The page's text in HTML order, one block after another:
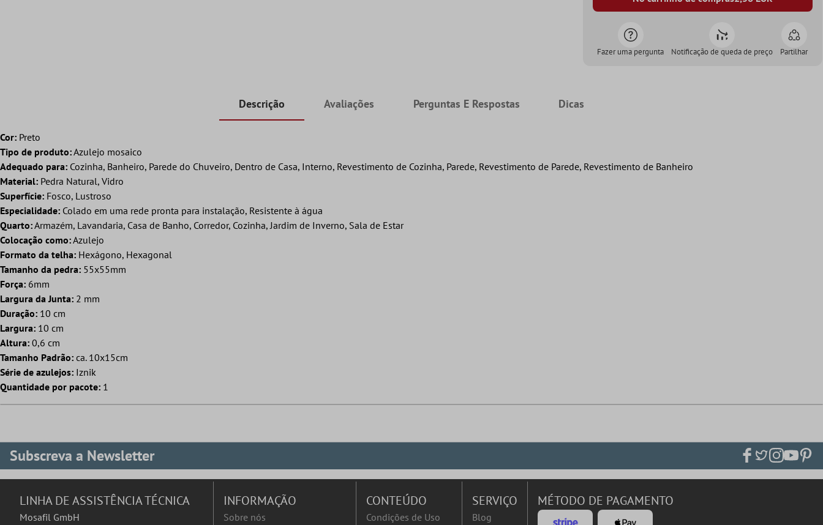
Fazer uma pergunta Notificação de queda de preço Partilhar
Descrição Avaliações Perguntas E Respostas Dicas
Cor: Preto
Tipo de produto:Azulejo mosaico
Adequado para: Cozinha, Banheiro, Parede do Chuveiro, Dentro de Casa, Interno, Revestimento de Cozinha, Parede, Revestimento de Parede, Revestimento de Banheiro
Material: Pedra Natural, Vidro
Superfície: Fosco, Lustroso
Especialidade: Colado em uma rede pronta para instalação, Resistente à água
Quarto:Armazém, Lavandaria, Casa de Banho, Corredor, Cozinha, Jardim de Inverno, Sala de Estar
Colocação como:Azulejo
Formato da telha: Hexágono, Hexagonal
Tamanho da pedra: 55x55mm
Força: 6mm
Largura da Junta: 2 mm
Duração: 10 cm
Largura: 10 cm
Altura: 0,6 cm
Tamanho Padrão: ca. 10x15cm
Série de azulejos: Iznik
Quantidade por pacote: 1
Subscreva a Newsletter
LINHA DE ASSISTÊNCIA TÉCNICA
Mosafil GmbH
INFORMAÇÃO
Sobre nós
CONTEÚDO
Condições de Uso
SERVIÇO
Blog
MÉTODO DE PAGAMENTO